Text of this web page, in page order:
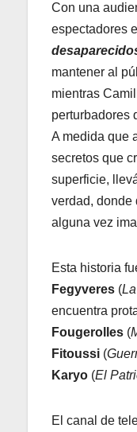
Con una
espectadores
mantener al
mientras
perturbadores
A medida que
secretos que
superficie,
verdad, donde
alguna vez
Esta historia
Fegyveres (
encuentra
Fougerolles (
Fitoussi (
Karyo (El
El canal de